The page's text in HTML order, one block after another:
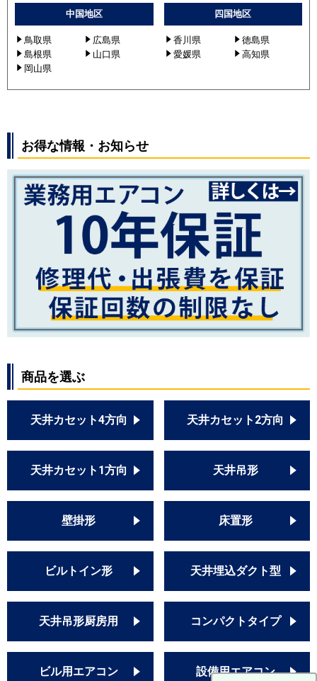
中国地区
鳥取県
広島県
島根県
山口県
岡山県
四国地区
香川県
徳島県
愛媛県
高知県
お得な情報・お知らせ
商品を選ぶ
天井カセット4方向 天井カセット2方向
天井カセット1方向 天井吊形
壁掛形 床置形
ビルトイン形 天井埋込ダクト型
天井吊形厨房用 コンパクトタイプ
ビル用エアコン 設備用エアコン